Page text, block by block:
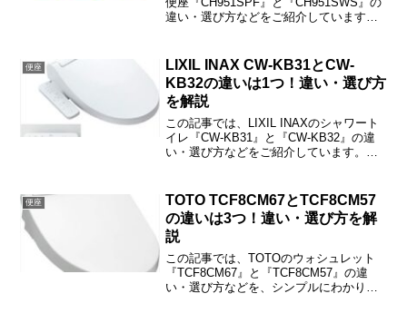
違い・選び方などをご紹介しています。
便座
LIXIL INAX CW-KB31とCW-
KB32の違いは1つ！違い・選び方
を解説
この記事では、LIXIL INAXのシャワート
イレ『CW-KB31』と『CW-KB32』の違
い・選び方などをご紹介しています。
便座
TOTO TCF8CM67とTCF8CM57
の違いは3つ！違い・選び方を解
説
この記事では、TOTOのウォシュレット
『TCF8CM67』と『TCF8CM57』の違
い・選び方などを、シンプルにわかりや